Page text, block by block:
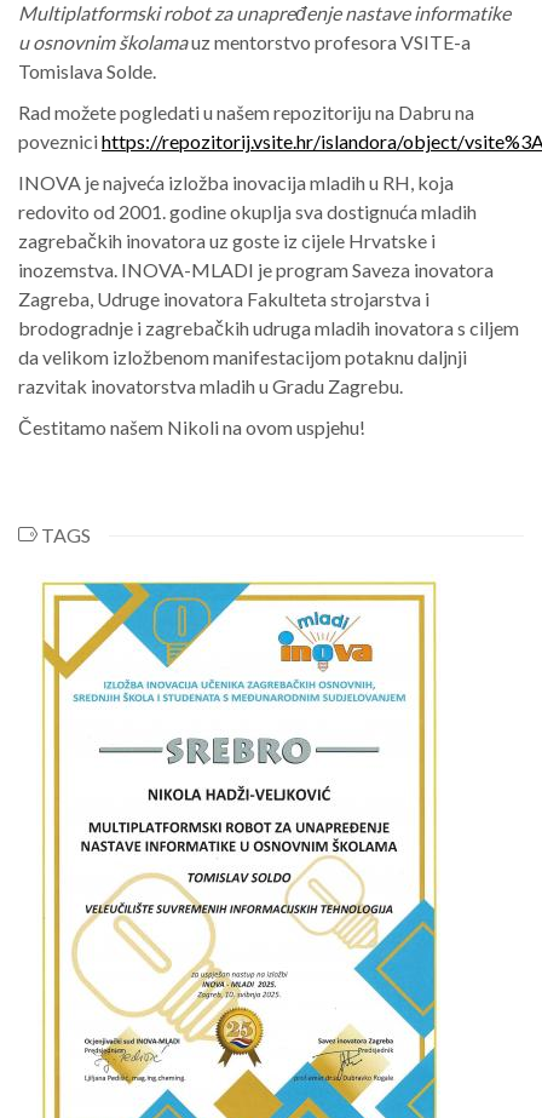
Multiplatformski robot za unapređenje nastave informatike
u osnovnim školamauz mentorstvo profesora VSITE-a
Tomislava Solde.
Rad možete pogledati u našem repozitoriju na Dabru na
poveznicihttps://repozitorij.vsite.hr/islandora/object/
INOVA je najveća izložba inovacija mladih u RH, koja
redovito od 2001. godine okuplja sva dostignuća mladih
zagrebačkih inovatora uz goste iz cijele Hrvatske i
inozemstva. INOVA-MLADI je program Saveza inovatora
Zagreba, Udruge inovatora Fakulteta strojarstva i
brodogradnje i zagrebačkih udruga mladih inovatora s ciljem
da velikom izložbenom manifestacijom potaknu daljnji
razvitak inovatorstva mladih u Gradu Zagrebu.
Čestitamo našem Nikoli na ovom uspjehu!
TAGS